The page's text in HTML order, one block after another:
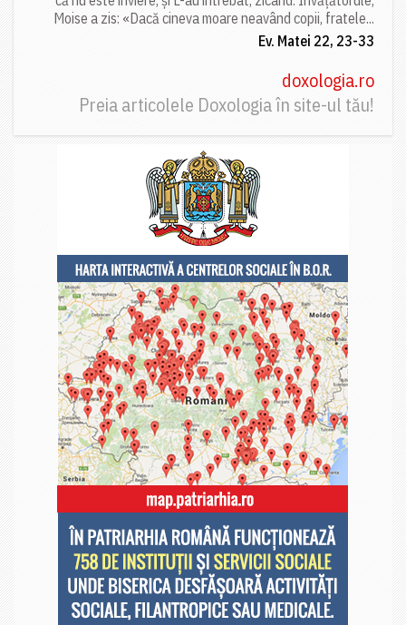
Moise a zis: «Dacă cineva moare neavând copii, fratele...
Ev. Matei 22, 23-33
doxologia.ro
Preia articolele Doxologia în site-ul tău!